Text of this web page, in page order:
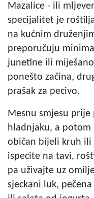
Mazalice - ili
specijalitet je
na kućnim
preporučuju
junetine ili
ponešto začina,
prašak za pecivo.
Mesnu smjesu
hladnjaku, a potom
običan bijeli kruh ili
ispecite na tavi,
pa uživajte uz
sjeckani luk,